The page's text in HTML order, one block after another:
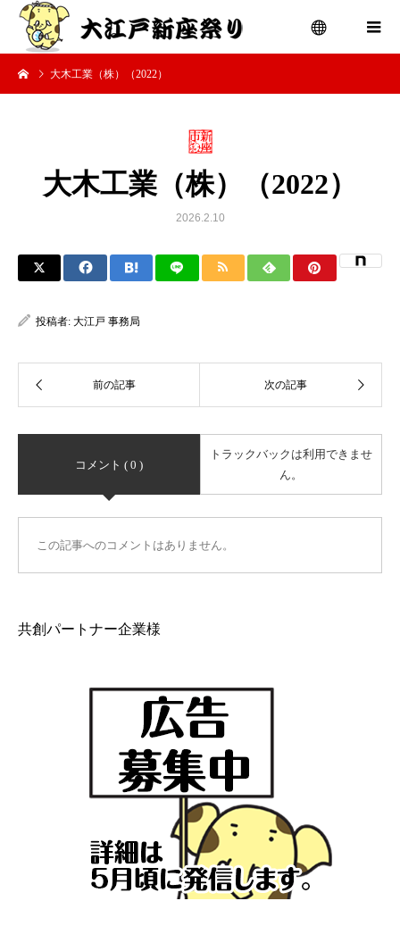
大木工業（株）（2022）
大木工業（株）（2022）
2026.2.10
投稿者: 大江戸 事務局
コメント ( 0 )
トラックバックは利用できませ
ん。
この記事へのコメントはありません。
共創パートナー企業様